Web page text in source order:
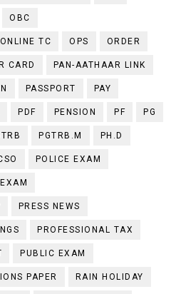
OBC
ONLINE TC OPS ORDER
CARD PAN-AATHAAR LINK
PASSPORT PAY
PDF PENSION PF PG
PGTRB.M PH.D
POLICE EXAM
PRESS NEWS
PROFESSIONAL TAX
PUBLIC EXAM
PAPER RAIN HOLIDAY